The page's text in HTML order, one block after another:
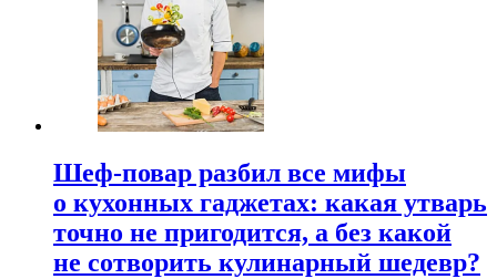
Шеф-повар разбил все мифы
о кухонных гаджетах: какая утварь
точно не пригодится, а без какой
не сотворить кулинарный шедевр?